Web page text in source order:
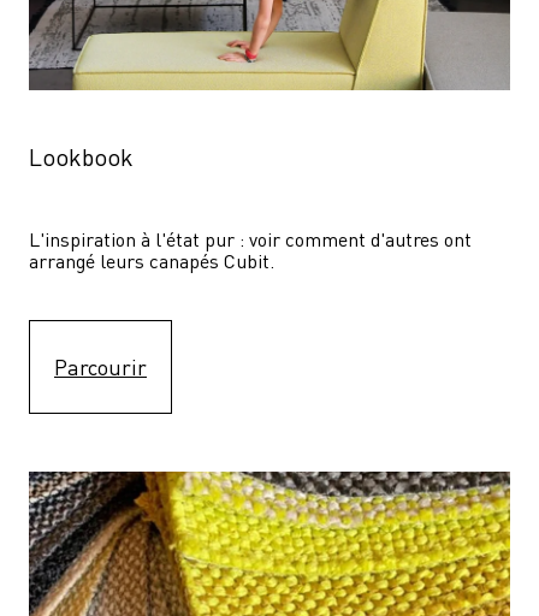
Lookbook
L'inspiration à l'état pur : voir comment d'autres ont
arrangé leurs canapés Cubit.
Parcourir